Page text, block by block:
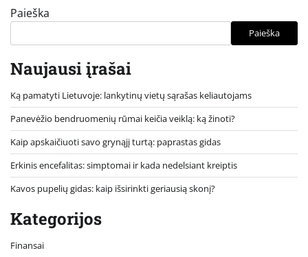
puslapiavimas
Paieška
Paieška
Naujausi įrašai
Ką pamatyti Lietuvoje: lankytinų vietų sąrašas keliautojams
Panevėžio bendruomenių rūmai keičia veiklą: ką žinoti?
Kaip apskaičiuoti savo grynąjį turtą: paprastas gidas
Erkinis encefalitas: simptomai ir kada nedelsiant kreiptis
Kavos pupelių gidas: kaip išsirinkti geriausią skonį?
Kategorijos
Finansai